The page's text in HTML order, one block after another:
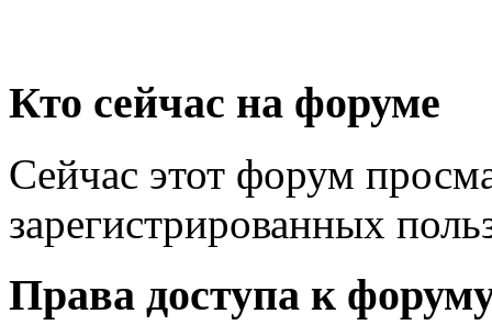
Кто сейчас на форуме
Сейчас этот форум
зарегистрированных
Права доступа к